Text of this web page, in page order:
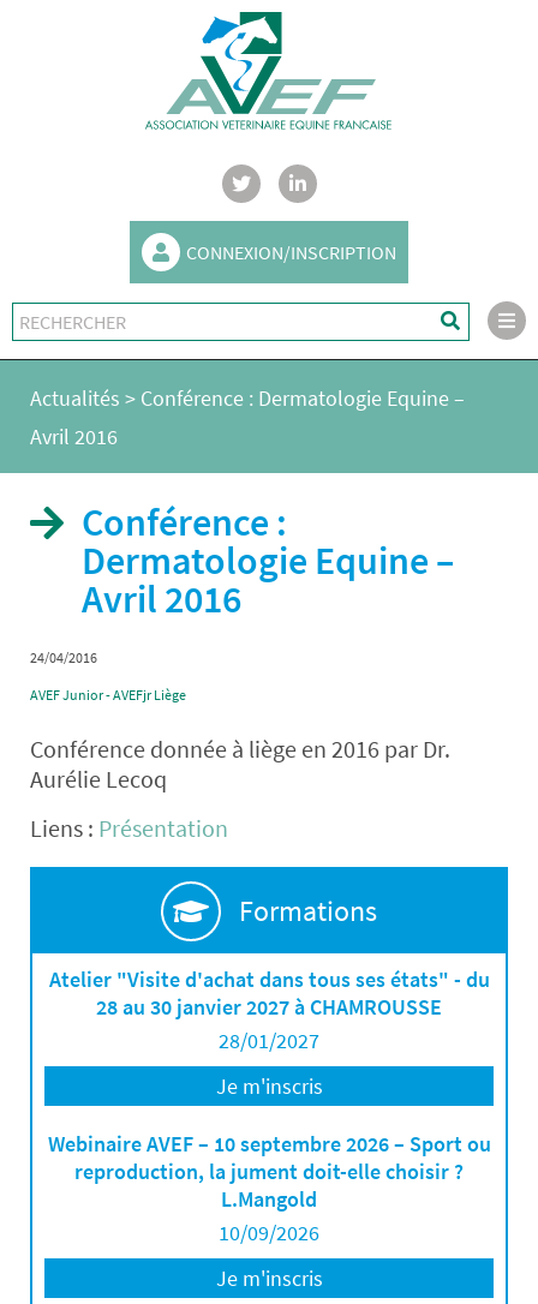
CONNEXION/INSCRIPTION
Actualités > Conférence : Dermatologie Equine –
Avril 2016
Conférence :
Dermatologie Equine –
Avril 2016
24/04/2016
AVEF Junior - AVEFjr Liège
Conférence donnée à liège en 2016 par Dr.
Aurélie Lecoq
Liens : Présentation
Formations
Atelier "Visite d'achat dans tous ses états" - du
28 au 30 janvier 2027 à CHAMROUSSE
28/01/2027
Je m'inscris
Webinaire AVEF – 10 septembre 2026 – Sport ou
reproduction, la jument doit-elle choisir ?
L.Mangold
10/09/2026
Je m'inscris